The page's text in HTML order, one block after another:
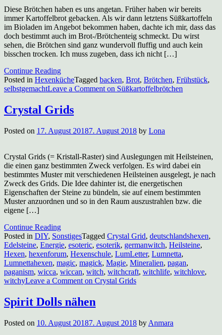
Diese Brötchen haben es uns angetan. Früher haben wir bereits
immer Kartoffelbrot gebacken. Als wir dann letztens Süßkartoffeln
im Bioladen im Angebot bekommen haben, dachte ich mir, dass das
doch bestimmt auch im Brot-/Brötchenteig schmeckt. Du wirst
sehen, die Brötchen sind ganz wundervoll fluffig und auch kein
bisschen trocken. Ich muss zugeben, dass ich nicht […]
Continue Reading
Posted in HexenkücheTagged backen, Brot, Brötchen, Frühstück,
selbstgemachtLeave a Comment on Süßkartoffelbrötchen
Crystal Grids
Posted on 17. August 20187. August 2018 by Lona
Crystal Grids (= Kristall-Raster) sind Auslegungen mit Heilsteinen,
die einen ganz bestimmten Zweck verfolgen. Es wird dabei ein
bestimmtes Muster mit verschiedenen Heilsteinen ausgelegt, je nach
Zweck des Grids. Die Idee dahinter ist, die energetischen
Eigenschaften der Steine zu bündeln, sie auf einem bestimmten
Muster anzuordnen und so in den Raum auszustrahlen bzw. die
eigene […]
Continue Reading
Posted in DIY, SonstigesTagged Crystal Grid, deutschlandshexen,
Edelsteine, Energie, esoteric, esoterik, germanwitch, Heilsteine,
Hexen, hexenforum, Hexenschule, LumLetter, Lumnetta,
Lumnettahexen, magic, magick, Magie, Mineralien, pagan,
paganism, wicca, wiccan, witch, witchcraft, witchlife, witchlove,
witchyLeave a Comment on Crystal Grids
Spirit Dolls nähen
Posted on 10. August 20187. August 2018 by Anmara